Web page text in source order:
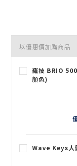
以優惠價加購商品
羅技 BRIO
顏色)
Wave Keys人